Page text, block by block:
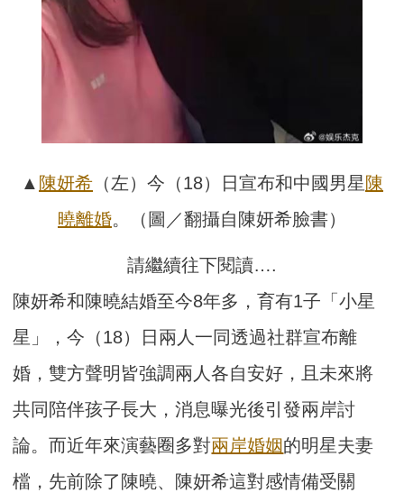
▲ 陳妍希 （左）今（18）日宣布和中國男星陳
曉離婚。（圖／翻攝自陳妍希臉書）
請繼續往下閱讀….
陳妍希和陳曉結婚至今8年多，育有1子「小星
星」，今（18）日兩人一同透過社群宣布離
婚，雙方聲明皆強調兩人各自安好，且未來將
共同陪伴孩子長大，消息曝光後引發兩岸討
論。而近年來演藝圈多對兩岸婚姻的明星夫妻
檔，先前除了陳曉、陳妍希這對感情備受關